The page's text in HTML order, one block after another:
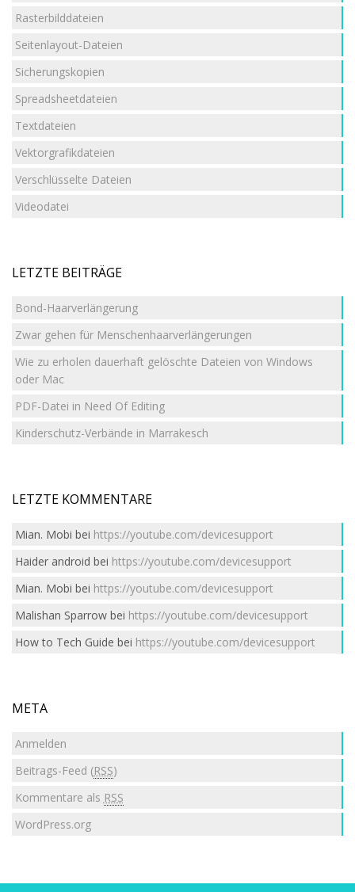
Rasterbilddateien
Seitenlayout-Dateien
Sicherungskopien
Spreadsheetdateien
Textdateien
Vektorgrafikdateien
Verschlüsselte Dateien
Videodatei
LETZTE BEITRÄGE
Bond-Haarverlängerung
Zwar gehen für Menschenhaarverlängerungen
Wie zu erholen dauerhaft gelöschte Dateien von Windows
oder Mac
PDF-Datei in Need Of Editing
Kinderschutz-Verbände in Marrakesch
LETZTE KOMMENTARE
Mian. Mobi bei https://youtube.com/devicesupport
Haider android bei https://youtube.com/devicesupport
Mian. Mobi bei https://youtube.com/devicesupport
Malishan Sparrowbei https://youtube.com/devicesupport
How to Tech Guide bei https://youtube.com/devicesupport
META
Anmelden
Beitrags-Feed (RSS)
Kommentare als RSS
WordPress.org